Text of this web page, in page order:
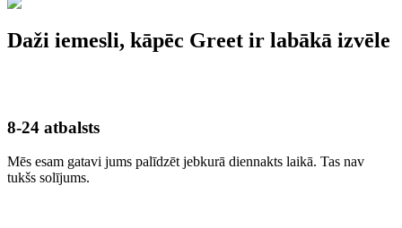
Daži iemesli, kāpēc Greet ir labākā izvēle
8-24 atbalsts
Mēs esam gatavi jums palīdzēt jebkurā diennakts laikā. Tas nav
tukšs solījums.